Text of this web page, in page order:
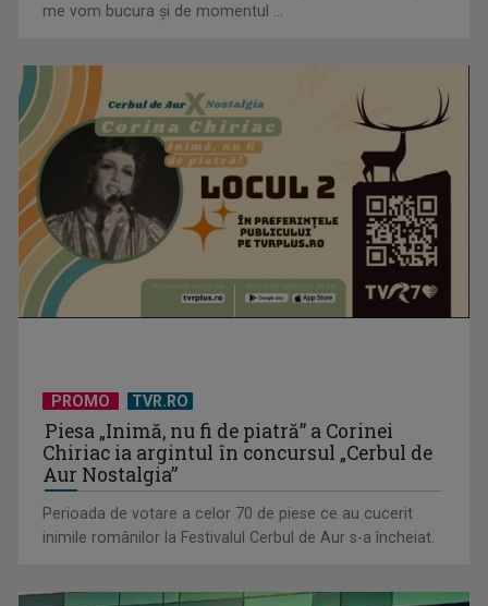
Visul începe la „Vedeta Familiei”! Au început înscrierile
pentru sezonul 9
David Popovici atacă o performanţă istorică la Europene. În
direct şi în ...
me vom bucura şi de momentul ...
PROMO TVR.RO
Piesa „Inimă, nu fi de piatră” a Corinei
Chiriac ia argintul în concursul „Cerbul de
Aur Nostalgia”
Perioada de votare a celor 70 de piese ce au cucerit
inimile românilor la Festivalul Cerbul de Aur s-a încheiat.